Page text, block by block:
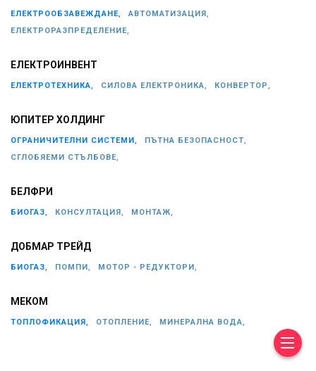
ЕЛЕКТРООБЗАВЕЖДАНЕ,
АВТОМАТИЗАЦИЯ,
ЕЛЕКТРОРАЗПРЕДЕЛЕНИЕ,
ЕЛЕКТРОИНВЕНТ
ЕЛЕКТРОТЕХНИКА, СИЛОВА ЕЛЕКТРОНИКА, КОНВЕРТОР,
ЮПИТЕР ХОЛДИНГ
ОГРАНИЧИТЕЛНИ СИСТЕМИ,
ПЪТНА БЕЗОПАСНОСТ,
СГЛОБЯЕМИ СТЪЛБОВЕ,
БЕЛФРИ
БИОГАЗ, КОНСУЛТАЦИЯ, МОНТАЖ,
ДОБМАР ТРЕЙД
БИОГАЗ, ПОМПИ, МОТОР - РЕДУКТОРИ,
МЕКОМ
ТОПЛОФИКАЦИЯ, ОТОПЛЕНИЕ, МИНЕРАЛНА ВОДА,